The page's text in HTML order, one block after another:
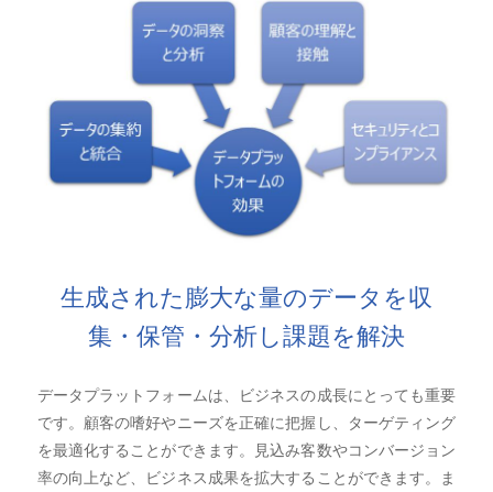
生成された膨大な量のデータを収
集・保管・分析し課題を解決
データプラットフォームは、ビジネスの成長にとっても重要
です。顧客の嗜好やニーズを正確に把握し、ターゲティング
を最適化することができます。見込み客数やコンバージョン
率の向上など、ビジネス成果を拡大することができます。ま